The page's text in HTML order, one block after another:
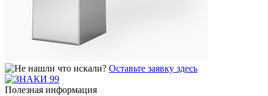
Оставьте заявку здесь
Полезная информация